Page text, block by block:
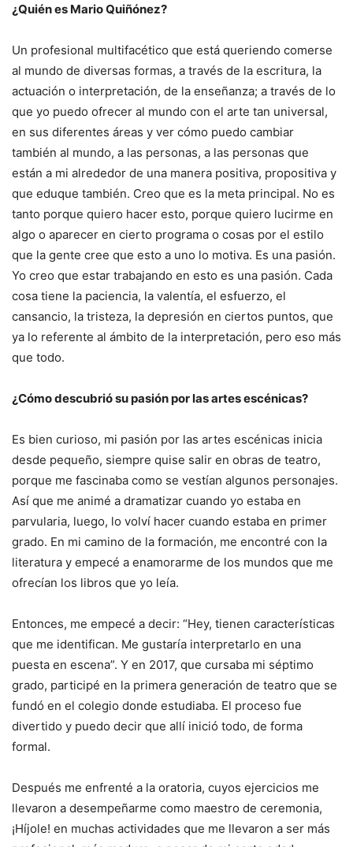
¿Quién es Mario Quiñónez?
Un profesional multifacético que está queriendo comerse
al mundo de diversas formas, a través de la escritura, la
actuación o interpretación, de la enseñanza; a través de lo
que yo puedo ofrecer al mundo con el arte tan universal,
en sus diferentes áreas y ver cómo puedo cambiar
también al mundo, a las personas, a las personas que
están a mi alrededor de una manera positiva, propositiva y
que eduque también. Creo que es la meta principal. No es
tanto porque quiero hacer esto, porque quiero lucirme en
algo o aparecer en cierto programa o cosas por el estilo
que la gente cree que esto a uno lo motiva. Es una pasión.
Yo creo que estar trabajando en esto es una pasión. Cada
cosa tiene la paciencia, la valentía, el esfuerzo, el
cansancio, la tristeza, la depresión en ciertos puntos, que
ya lo referente al ámbito de la interpretación, pero eso más
que todo.
¿Cómo descubrió su pasión por las artes escénicas?
Es bien curioso, mi pasión por las artes escénicas inicia
desde pequeño, siempre quise salir en obras de teatro,
porque me fascinaba como se vestían algunos personajes.
Así que me animé a dramatizar cuando yo estaba en
parvularia, luego, lo volví hacer cuando estaba en primer
grado. En mi camino de la formación, me encontré con la
literatura y empecé a enamorarme de los mundos que me
ofrecían los libros que yo leía.
Entonces, me empecé a decir: “Hey, tienen características
que me identifican. Me gustaría interpretarlo en una
puesta en escena”. Y en 2017, que cursaba mi séptimo
grado, participé en la primera generación de teatro que se
fundó en el colegio donde estudiaba. El proceso fue
divertido y puedo decir que allí inició todo, de forma
formal.
Después me enfrenté a la oratoria, cuyos ejercicios me
llevaron a desempeñarme como maestro de ceremonia,
¡Híjole! en muchas actividades que me llevaron a ser más